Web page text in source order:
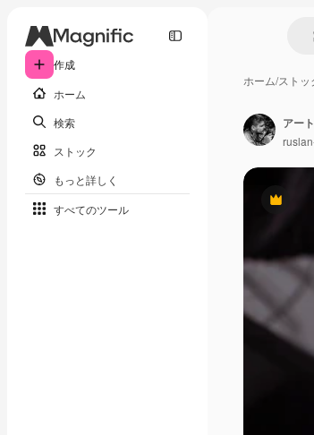
作成
ホーム
検索
ストック
もっと詳しく
すべてのツール
ホーム/ストッ
Premium